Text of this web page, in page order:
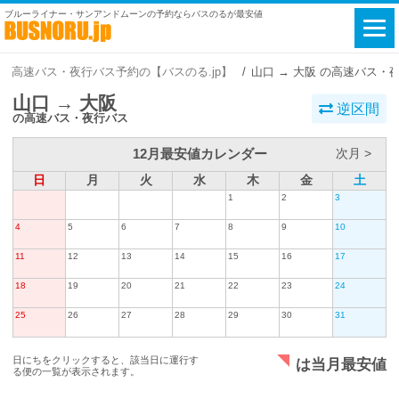
ブルーライナー・サンアンドムーンの予約ならバスのるが最安値
高速バス・夜行バス予約の【バスのる.jp】 山口 → 大阪 の高速バス・
山口 → 大阪
の高速バス・夜行バス
逆区間
12月最安値カレンダー
次月 >
日
月 火 水 木 金 土
1 2 3
4 5 6 7 8 9 10
11 12 13 14 15 16 17
18 19 20 21 22 23 24
25 26 27 28 29 30 31
日にちをクリックすると、該当日に運行す
る便の一覧が表示されます。
は当月最安値